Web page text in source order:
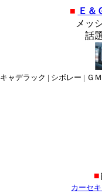
■ Ｅ＆
メッ
話
キャデラック | シボレー | Ｇ
■
カーセ